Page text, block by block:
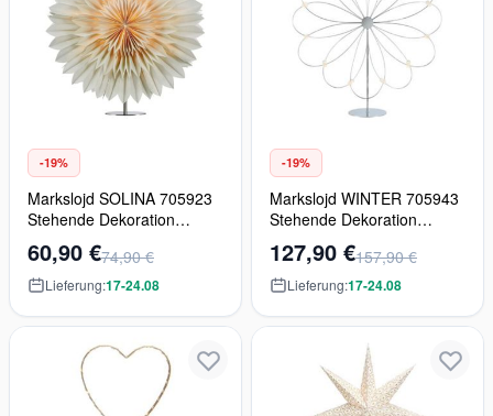
-19%
Markslojd SOLINA 705923
Stehende Dekoration
1x6W/E14 IP20
60,90 €74,90 €
Lieferung:17-24.08
-19%
Markslojd WINTER 705943
Stehende Dekoration
12x6W/E14 IP20
127,90 €157,90 €
Lieferung:17-24.08